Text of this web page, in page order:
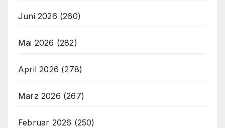
Juni 2026 (260)
Mai 2026 (282)
April 2026 (278)
März 2026 (267)
Februar 2026 (250)